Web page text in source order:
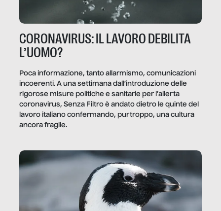
CORONAVIRUS: IL LAVORO DEBILITA
L’UOMO?
Poca informazione, tanto allarmismo, comunicazioni
incoerenti. A una settimana dall’introduzione delle
rigorose misure politiche e sanitarie per l’allerta
coronavirus, Senza Filtro è andato dietro le quinte del
lavoro italiano confermando, purtroppo, una cultura
ancora fragile.